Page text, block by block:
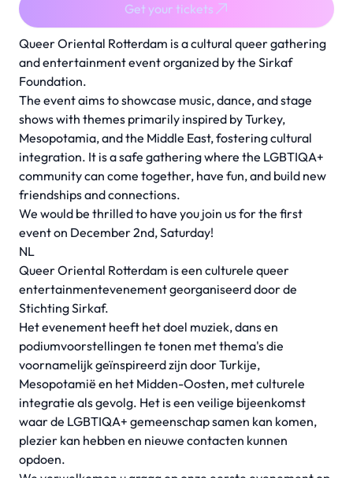
Queer Oriental Rotterdam is a cultural queer gathering
and entertainment event organized by the Sirkaf
Foundation.
The event aims to showcase music, dance, and stage
shows with themes primarily inspired by Turkey,
Mesopotamia, and the Middle East, fostering cultural
integration. It is a safe gathering where the LGBTIQA+
community can come together, have fun, and build new
friendships and connections.
We would be thrilled to have you join us for the first
event on December 2nd, Saturday!
NL
Queer Oriental Rotterdam is een culturele queer
entertainmentevenement georganiseerd door de
Stichting Sirkaf.
Het evenement heeft het doel muziek, dans en
podiumvoorstellingen te tonen met thema's die
voornamelijk geïnspireerd zijn door Turkije,
Mesopotamië en het Midden-Oosten, met culturele
integratie als gevolg. Het is een veilige bijeenkomst
waar de LGBTIQA+ gemeenschap samen kan komen,
plezier kan hebben en nieuwe contacten kunnen
opdoen.
Get your tickets